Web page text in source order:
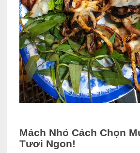
Mách Nhỏ Cách Chọn
Tươi Ngon!